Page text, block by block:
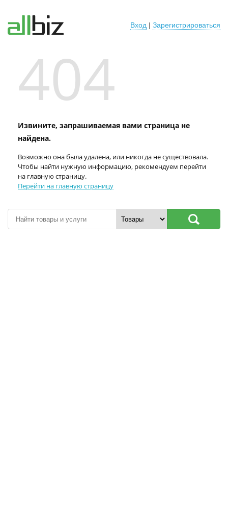
Вход | Зарегистрироваться
404
Извините, запрашиваемая вами страница не
найдена.
Возможно она была удалена, или никогда не существовала.
Чтобы найти нужную информацию, рекомендуем перейти
на главную страницу.
Перейти на главную страницу